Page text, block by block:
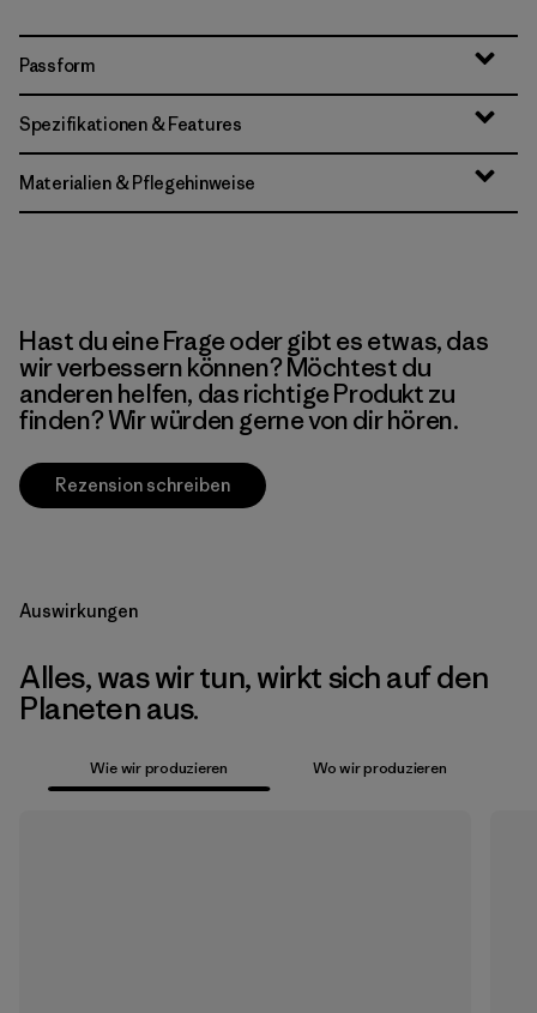
Passform
Spezifikationen & Features
Materialien & Pflegehinweise
Hast du eine Frage oder gibt es etwas, das
wir verbessern können? Möchtest du
anderen helfen, das richtige Produkt zu
finden? Wir würden gerne von dir hören.
Rezension schreiben
Auswirkungen
Alles, was wir tun, wirkt sich auf den
Planeten aus.
Wie wir produzieren Wo wir produzieren